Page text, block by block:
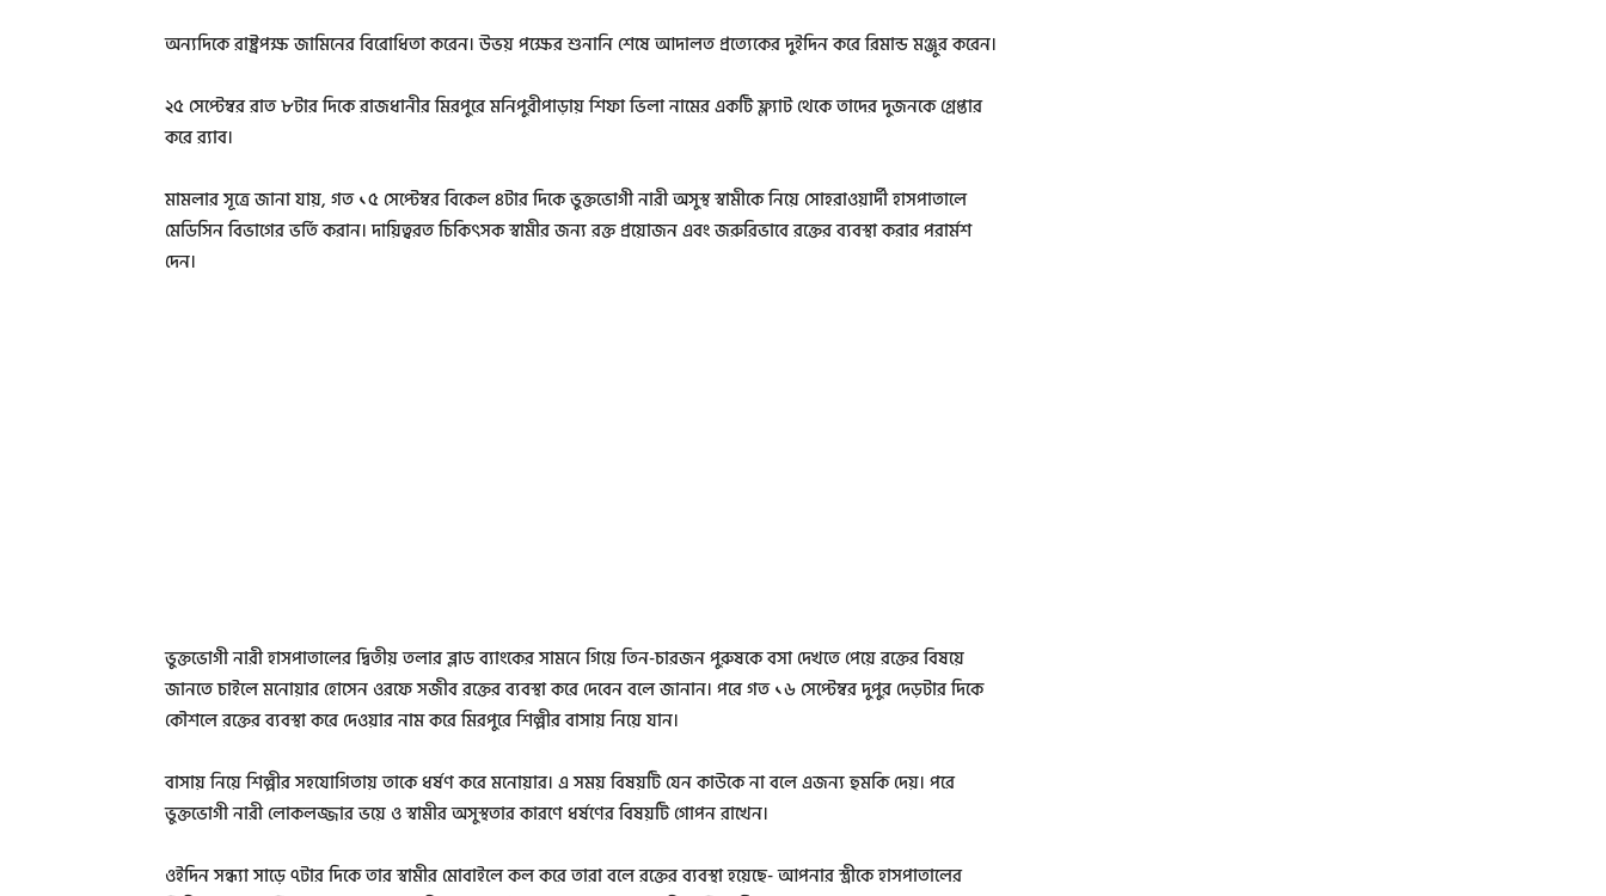
অন্যদিকে রাষ্ট্রপক্ষ জামিনের বিরোধিতা করেন। উভয় পক্ষের শুনানি শেষে আদালত প্রত্যেকের দুইদিন করে রিমান্ড মঞ্জুর করেন।
২৫ সেপ্টেম্বর রাত ৮টার দিকে রাজধানীর মিরপুরে মনিপুরীপাড়ায় শিফা ভিলা নামের একটি ফ্ল্যাট থেকে তাদের দুজনকে গ্রেপ্তার
করে র‌্যাব।
মামলার সূত্রে জানা যায়, গত ১৫ সেপ্টেম্বর বিকেল ৪টার দিকে ভুক্তভোগী নারী অসুস্থ স্বামীকে নিয়ে সোহরাওয়ার্দী হাসপাতালে
মেডিসিন বিভাগের ভর্তি করান। দায়িত্বরত চিকিৎসক স্বামীর জন্য রক্ত প্রয়োজন এবং জরুরিভাবে রক্তের ব্যবস্থা করার পরার্মশ
দেন।
ভুক্তভোগী নারী হাসপাতালের দ্বিতীয় তলার ব্লাড ব্যাংকের সামনে গিয়ে তিন-চারজন পুরুষকে বসা দেখতে পেয়ে রক্তের বিষয়ে
জানতে চাইলে মনোয়ার হোসেন ওরফে সজীব রক্তের ব্যবস্থা করে দেবেন বলে জানান। পরে গত ১৬ সেপ্টেম্বর দুপুর দেড়টার দিকে
কৌশলে রক্তের ব্যবস্থা করে দেওয়ার নাম করে মিরপুরে শিল্পীর বাসায় নিয়ে যান।
বাসায় নিয়ে শিল্পীর সহযোগিতায় তাকে ধর্ষণ করে মনোয়ার। এ সময় বিষয়টি যেন কাউকে না বলে এজন্য হুমকি দেয়। পরে
ভুক্তভোগী নারী লোকলজ্জার ভয়ে ও স্বামীর অসুস্থতার কারণে ধর্ষণের বিষয়টি গোপন রাখেন।
ওইদিন সন্ধ্যা সাড়ে ৭টার দিকে তার স্বামীর মোবাইলে কল করে তারা বলে রক্তের ব্যবস্থা হয়েছে- আপনার স্ত্রীকে হাসপাতালের